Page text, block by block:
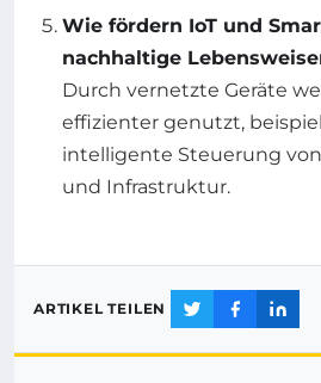
Wie fördern IoT und
nachhaltige
Durch vernetzte Geräte
effizienter genutzt,
intelligente Steuerung
und Infrastruktur.
ARTIKEL TEILEN